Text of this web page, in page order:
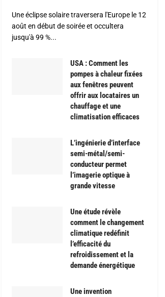
Une éclipse solaire traversera l'Europe le 12
août en début de soirée et occultera
jusqu'à 99 %...
USA : Comment les
pompes à chaleur fixées
aux fenêtres peuvent
offrir aux locataires un
chauffage et une
climatisation efficaces
L’ingénierie d’interface
semi-métal/semi-
conducteur permet
l’imagerie optique à
grande vitesse
Une étude révèle
comment le changement
climatique redéfinit
l’efficacité du
refroidissement et la
demande énergétique
Une invention